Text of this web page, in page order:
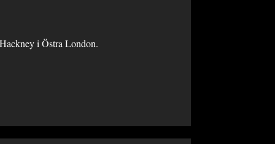
i Östra London.